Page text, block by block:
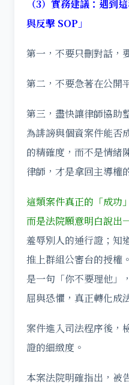
（3）實務建議：遇到
與反擊 SOP」
第一，不要只刪對話，
第二，不要急著在公開
第三，盡快讓律師協助
為誹謗與個資案件能否
的精確度，而不是情緒
律師，才是拿回主導權
這類案件真正的「成功
而是法院願意明白說出
羞辱別人的通行證；知
推上群組公審台的授權
是一句「你不要理他」
屈與恐懼，真正轉化成
案件進入司法程序後，
證的細緻度。
本案法院明確指出，被